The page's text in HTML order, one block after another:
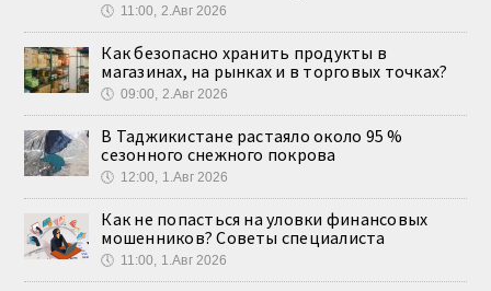
🕔 11:00, 2.Авг 2026
Как безопасно хранить продукты в
магазинах, на рынках и в торговых точках?
🕔 09:00, 2.Авг 2026
В Таджикистане растаяло около 95 %
сезонного снежного покрова
🕔 12:00, 1.Авг 2026
Как не попасться на уловки финансовых
мошенников? Советы специалиста
🕔 11:00, 1.Авг 2026